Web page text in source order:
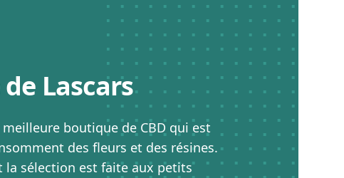
Lascars
boutique de CBD qui est
des fleurs et des résines.
sélection est faite aux petits